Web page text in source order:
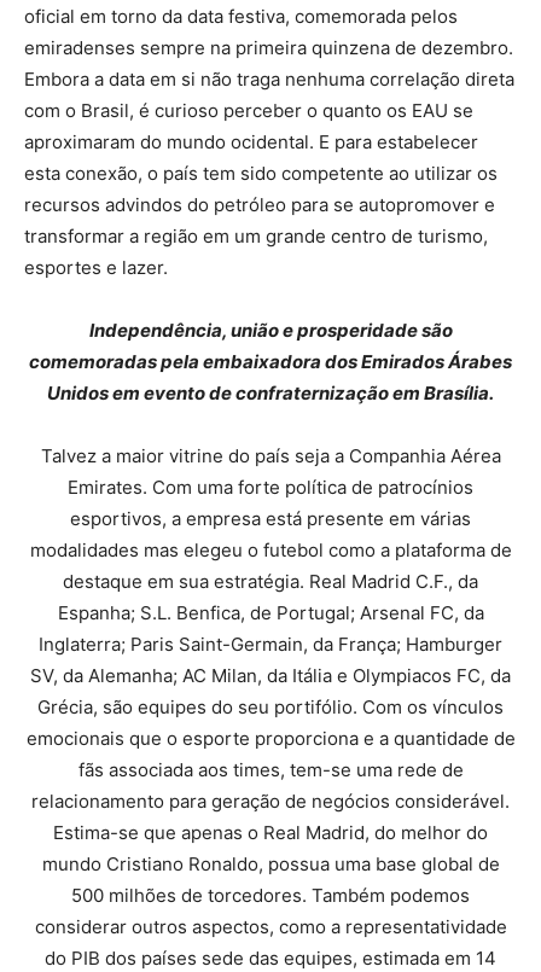
oficial em torno da data festiva, comemorada pelos
emiradenses sempre na primeira quinzena de dezembro.
Embora a data em si não traga nenhuma correlação direta
com o Brasil, é curioso perceber o quanto os EAU se
aproximaram do mundo ocidental. E para estabelecer
esta conexão, o país tem sido competente ao utilizar os
recursos advindos do petróleo para se autopromover e
transformar a região em um grande centro de turismo,
esportes e lazer.
Independência, união e prosperidade são
comemoradas pela embaixadora dos Emirados Árabes
Unidos em evento de confraternização em Brasília.
Talvez a maior vitrine do país seja a Companhia Aérea
Emirates. Com uma forte política de patrocínios
esportivos, a empresa está presente em várias
modalidades mas elegeu o futebol como a plataforma de
destaque em sua estratégia. Real Madrid C.F., da
Espanha; S.L. Benfica, de Portugal; Arsenal FC, da
Inglaterra; Paris Saint-Germain, da França; Hamburger
SV, da Alemanha; AC Milan, da Itália e Olympiacos FC, da
Grécia, são equipes do seu portifólio. Com os vínculos
emocionais que o esporte proporciona e a quantidade de
fãs associada aos times, tem-se uma rede de
relacionamento para geração de negócios considerável.
Estima-se que apenas o Real Madrid, do melhor do
mundo Cristiano Ronaldo, possua uma base global de
500 milhões de torcedores. Também podemos
considerar outros aspectos, como a representatividade
do PIB dos países sede das equipes, estimada em 14